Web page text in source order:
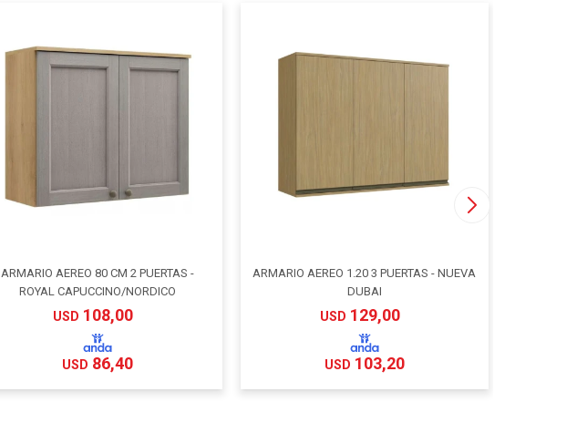
ARMARIO AEREO 80 CM 2 PUERTAS -
ROYAL CAPUCCINO/NORDICO
USD 108,00
USD 86,40
ARMARIO AEREO 1.20 3 PUERTAS - NUEVA
DUBAI
USD 129,00
USD 103,20